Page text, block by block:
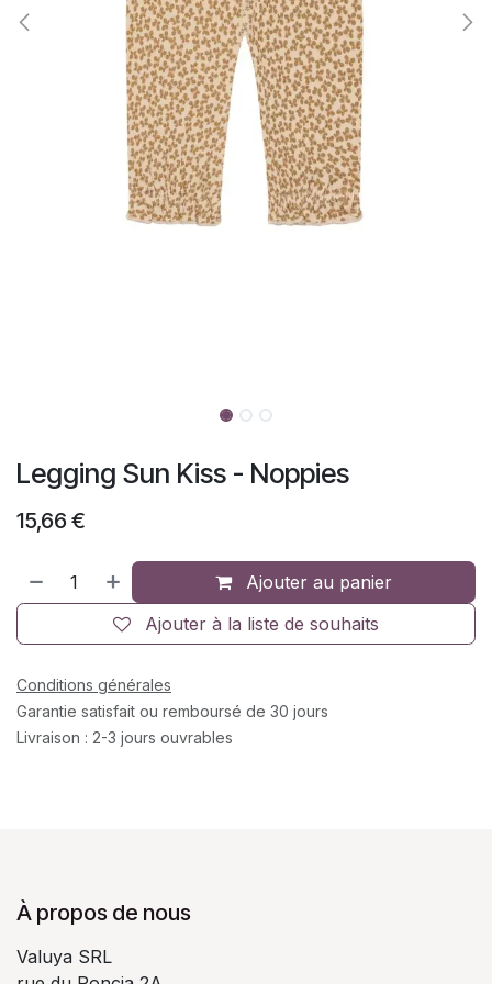
Legging Sun Kiss - Noppies
15,66 €
Ajouter au panier
Ajouter à la liste de souhaits
Conditions générales
Garantie satisfait ou remboursé de 30 jours
Livraison : 2-3 jours ouvrables
À propos de nous
Valuya SRL